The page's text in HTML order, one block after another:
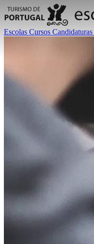
Escolas Cursos Candidaturas